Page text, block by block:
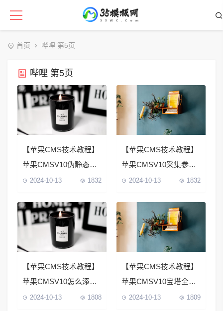
首页 哔哩 第5页
哔哩 第5页
【苹果CMS技术教程】
苹果CMSV10伪静态基
础认识和设置教程
2024-10-13 1832
【苹果CMS技术教程】
苹果CMSV10采集参数
设置教程
2024-10-13 1832
【苹果CMS技术教程】
苹果CMSV10怎么添加
导入资源播放器
2024-10-13 1808
【苹果CMS技术教程】
苹果CMSV10宝塔全自
动定时采集教程
2024-10-13 1809